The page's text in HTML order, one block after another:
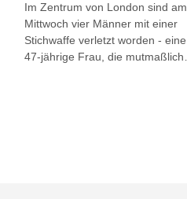
Im Zentrum von London sind am
Mittwoch vier Männer mit einer
Stichwaffe verletzt worden - eine
47-jährige Frau, die mutmaßlich